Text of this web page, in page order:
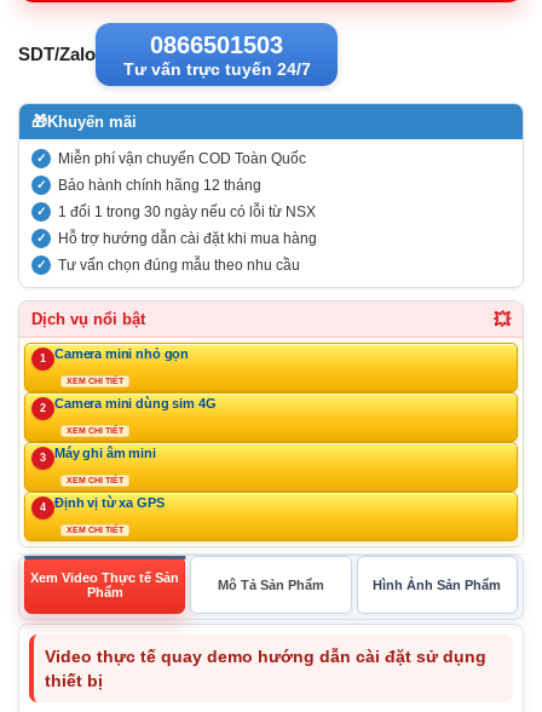
SDT/Zalo 0866501503
Tư vấn trực tuyến 24/7
🎁Khuyến mãi
Miễn phí vận chuyển COD Toàn Quốc
Bảo hành chính hãng 12 tháng
1 đổi 1 trong 30 ngày nếu có lỗi từ NSX
Hỗ trợ hướng dẫn cài đặt khi mua hàng
Tư vấn chọn đúng mẫu theo nhu cầu
Dịch vụ nổi bật 💥
1 Camera mini nhỏ gọn
XEM CHI TIẾT
2 Camera mini dùng sim 4G
XEM CHI TIẾT
3 Máy ghi âm mini
XEM CHI TIẾT
4 Định vị từ xa GPS
XEM CHI TIẾT
Xem Video Thực tế Sản
Phẩm
Mô Tả Sản Phẩm Hình Ảnh Sản Phẩm
Video thực tế quay demo hướng dẫn cài đặt sử dụng
thiết bị